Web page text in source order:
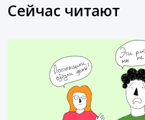
Сейчас читают